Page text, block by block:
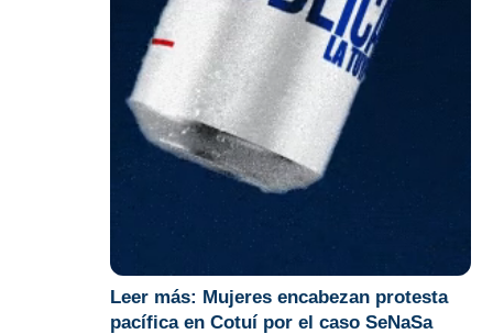
Leer más: Mujeres encabezan protesta
pacífica en Cotuí por el caso SeNaSa